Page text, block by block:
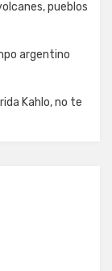
pueblos
argentino
Kahlo, no te